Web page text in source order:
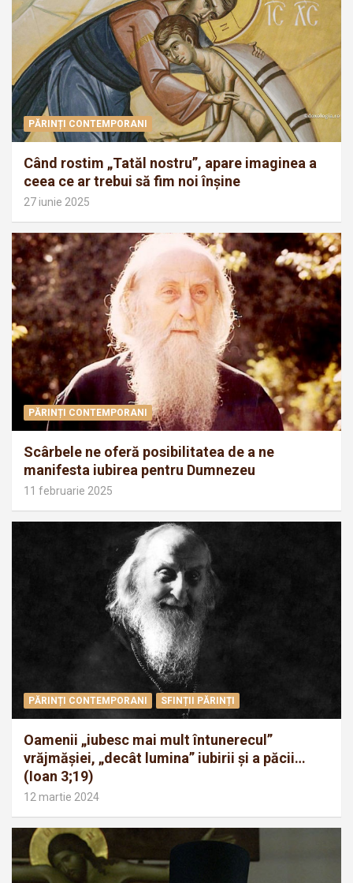
PĂRINȚI CONTEMPORANI
Când rostim „Tatăl nostru”, apare imaginea a
ceea ce ar trebui să fim noi înșine
27 iunie 2025
PĂRINȚI CONTEMPORANI
Scârbele ne oferă posibilitatea de a ne
manifesta iubirea pentru Dumnezeu
11 februarie 2025
PĂRINȚI CONTEMPORANI SFINȚII PĂRINȚI
Oamenii „iubesc mai mult întunerecul”
vrăjmăşiei, „decât lumina” iubirii şi a păcii…
(Ioan 3;19)
12 martie 2024